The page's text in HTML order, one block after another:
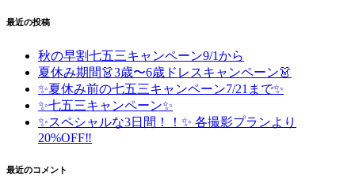
最近の投稿
秋の早割七五三キャンペーン9/1から
夏休み期間👗3歳〜6歳ドレスキャンペーン👗
✨夏休み前の七五三キャンペーン7/21まで✨
✨七五三キャンペーン✨
✨スペシャルな3日間！！✨ 各撮影プランより
20%OFF‼️
最近のコメント